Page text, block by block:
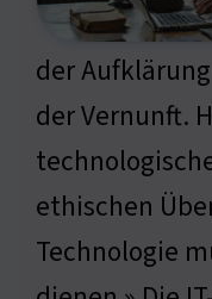
der
der Vernunft.
ethischen
Technologie